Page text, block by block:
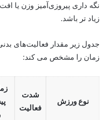
نگه داری پیروزی‌آمیز وزن یا
زیاد تر باشد.
جدول زیر مقدار فعالیت‌های
زمان را مشخص می کند:
نوع ورزش
شدت
فعالیت